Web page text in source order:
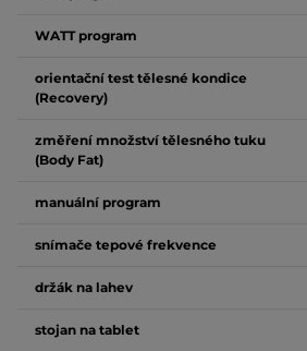
WATT program
orientační test tělesné kondice
(Recovery)
změření množství tělesného tuku
(Body Fat)
manuální program
snímače tepové frekvence
držák na lahev
stojan na tablet